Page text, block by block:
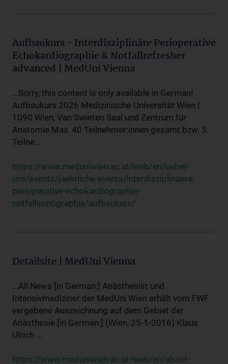
Aufbaukurs - Interdisziplinäre Perioperative
Echokardiographie & Notfallrefresher
advanced | MedUni Vienna
...Sorry, this content is only available in German!
Aufbaukurs 2026 Medizinische Universität Wien |
1090 Wien, Van Swieten Saal und Zentrum für
Anatomie Max. 40 Teilnehmer:innen gesamt bzw. 5
Teilne...
https://www.meduniwien.ac.at/web/en/ueber-
uns/events/jaehrliche-events/interdisziplinaere-
perioperative-echokardiographie-
notfallsonographie/aufbaukurs/
Detailsite | MedUni Vienna
...All News [in German:] Anästhesist und
Intensivmediziner der MedUni Wien erhält vom FWF
vergebene Auszeichnung auf dem Gebiet der
Anästhesie [in German:] (Wien, 25-1-2016) Klaus
Ulrich ...
https://www.meduniwien.ac.at/web/en/about-